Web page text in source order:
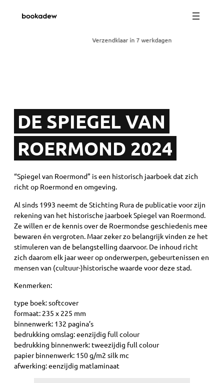
Verzendklaar in 7 werkdagen
DE SPIEGEL VAN
ROERMOND 2024
“Spiegel van Roermond” is een historisch jaarboek dat zich
richt op Roermond en omgeving.
Al sinds 1993 neemt de Stichting Rura de publicatie voor zijn
rekening van het historische jaarboek Spiegel van Roermond.
Ze willen er de kennis over de Roermondse geschiedenis mee
bewaren én vergroten. Maar zeker zo belangrijk vinden ze het
stimuleren van de belangstelling daarvoor. De inhoud richt
zich daarom elk jaar weer op onderwerpen, gebeurtenissen en
mensen van (cultuur-)historische waarde voor deze stad.
Kenmerken:
type boek: softcover
formaat: 235 x 225 mm
binnenwerk: 132 pagina’s
bedrukking omslag: eenzijdig full colour
bedrukking binnenwerk: tweezijdig full colour
papier binnenwerk: 150 g/m2 silk mc
afwerking: eenzijdig matlaminaat